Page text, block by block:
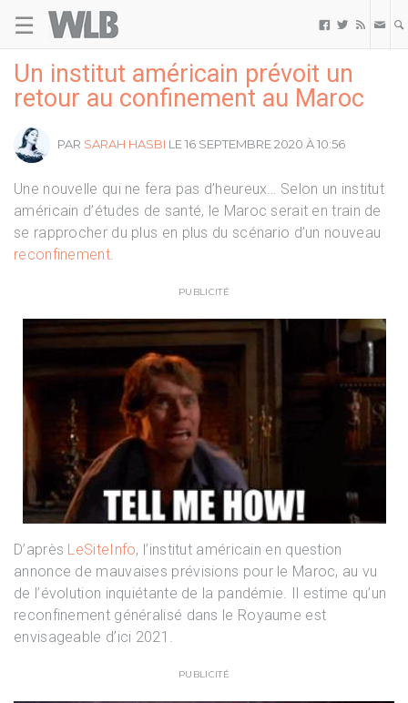
☰   
Un institut américain prévoit un
retour au confinement au Maroc
PAR SARAH HASBI LE 16 SEPTEMBRE 2020 À 10:56
Une nouvelle qui ne fera pas d’heureux… Selon un institut
américain d’études de santé, le Maroc serait en train de
se rapprocher du plus en plus du scénario d’un nouveau
reconfinement.
PUBLICITÉ
D’après LeSiteInfo, l’institut américain en question
annonce de mauvaises prévisions pour le Maroc, au vu
de l’évolution inquiétante de la pandémie. Il estime qu’un
reconfinement généralisé dans le Royaume est
envisageable d’ici 2021.
PUBLICITÉ